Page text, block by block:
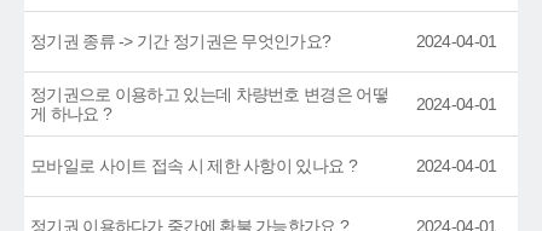
정기권 종류 -> 기간 정기권은 무엇인가요? 2024-04-01
정기권으로 이용하고 있는데 차량번호 변경은 어떻
게 하나요 ?
2024-04-01
모바일로 사이트 접속 시 제한 사항이 있나요 ? 2024-04-01
정기권 이용하다가 중간에 환불 가능한가요 ? 2024-04-01